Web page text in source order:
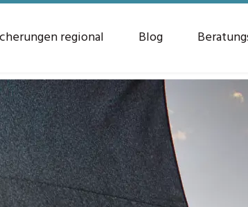
regional Blog